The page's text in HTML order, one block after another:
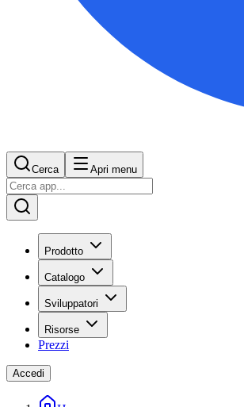
Cerca Apri menu
Prodotto
Catalogo
Sviluppatori
Risorse
Prezzi
Accedi